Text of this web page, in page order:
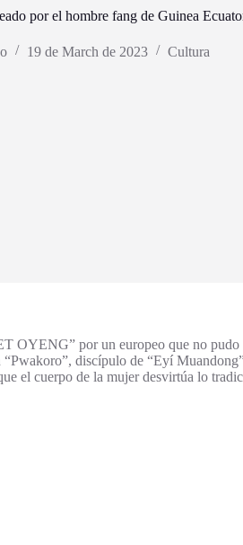
por el hombre fang de Guinea
19 de March de 2023 Cultura
por un europeo que no pudo
discípulo de “Eyí
el cuerpo de la mujer desvirtúa lo